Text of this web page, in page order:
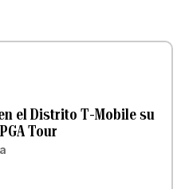
el Distrito T-Mobile su
Tour